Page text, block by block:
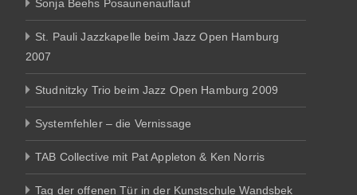
Sonja Beehs Posaunenauflauf
St. Pauli Jazzkapelle beim Jazz Open Hamburg
2007
Studnitzky Trio beim Jazz Open Hamburg 2009
Systemfehler – die Vernissage
TAB Collective mit Pat Appleton & Ken Norris
Tag der offenen Tür in der Kunstschule Wandsbek